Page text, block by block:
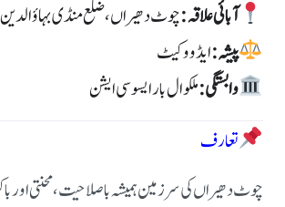
آبائی علاقہ:چوٹ دھیراں، ضلع منڈی بہاؤالدین
پیشہ:ایڈووکیٹ
وابستگی:ملکوال بار ایسوسی ایشن
تعارف
چوٹ دھیراں کی سرزمین ہمیشہ باصلاحیت، محنتی اور